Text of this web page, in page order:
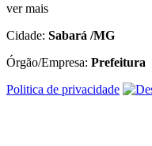
ver mais
Cidade: Sabará /MG
Órgão/Empresa: Prefeitura
Politica de privacidade